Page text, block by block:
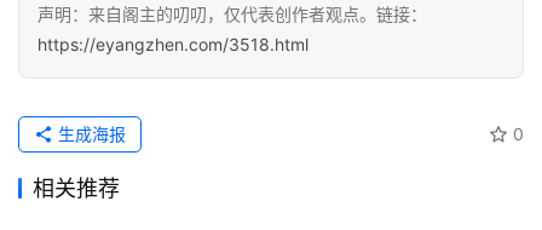
务
项
目
A
提
声明：来自阁主的叨叨，仅代表创作者观点。链接：
https://eyangzhen.com/3518.html
0
生成海报
相关推荐